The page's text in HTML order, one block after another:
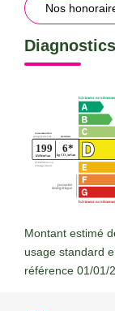
Nos
Montant estimé
usage standard
référence 01/01/